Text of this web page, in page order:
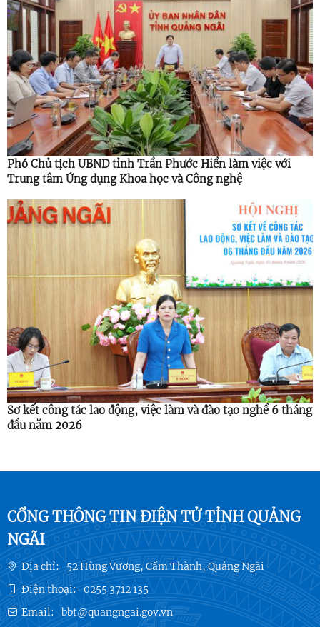
Phó Chủ tịch UBND tỉnh Trần Phước Hiền làm việc với
Trung tâm Ứng dụng Khoa học và Công nghệ
Sơ kết công tác lao động, việc làm và đào tạo nghề 6 tháng
đầu năm 2026
CỔNG THÔNG TIN ĐIỆN TỬ TỈNH QUẢNG
NGÃI
Địa chỉ: 52 Hùng Vương, Cẩm Thành, Quảng Ngãi
Điện thoại: 0255 3712 135
Email: bbt@quangngai.gov.vn